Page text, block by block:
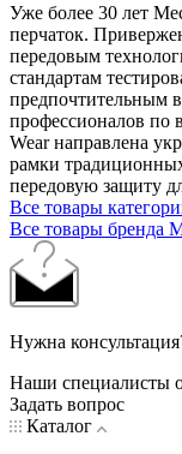
Уже более 30 лет
перчаток.
передовым
стандартам
предпочтительным
профессионалов по
Wear направлена
рамки
передовую защиту
Все товары
Все товары бренда
Нужна
Наши специалисты
Задать вопрос
Каталог